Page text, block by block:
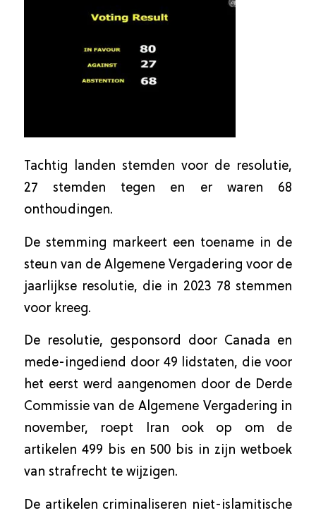
Tachtig landen stemden voor de resolutie,
27 stemden tegen en er waren 68
onthoudingen.
De stemming markeert een toename in de
steun van de Algemene Vergadering voor de
jaarlijkse resolutie, die in 2023 78 stemmen
voor kreeg.
De resolutie, gesponsord door Canada en
mede-ingediend door 49 lidstaten, die voor
het eerst werd aangenomen door de Derde
Commissie van de Algemene Vergadering in
november, roept Iran ook op om de
artikelen 499 bis en 500 bis in zijn wetboek
van strafrecht te wijzigen.
De artikelen criminaliseren niet-islamitische